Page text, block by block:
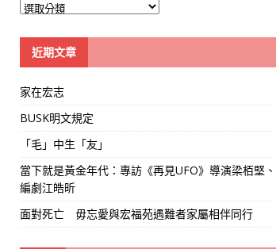
大
線
近期文章
家在宏志
BUSK明文規定
「毛」中生「友」
當下就是黃金年代：專訪《再見UFO》導演梁栢堅、
編劇江皓昕
面對死亡 毋忘愛與宏福苑遇難者家屬相伴同行